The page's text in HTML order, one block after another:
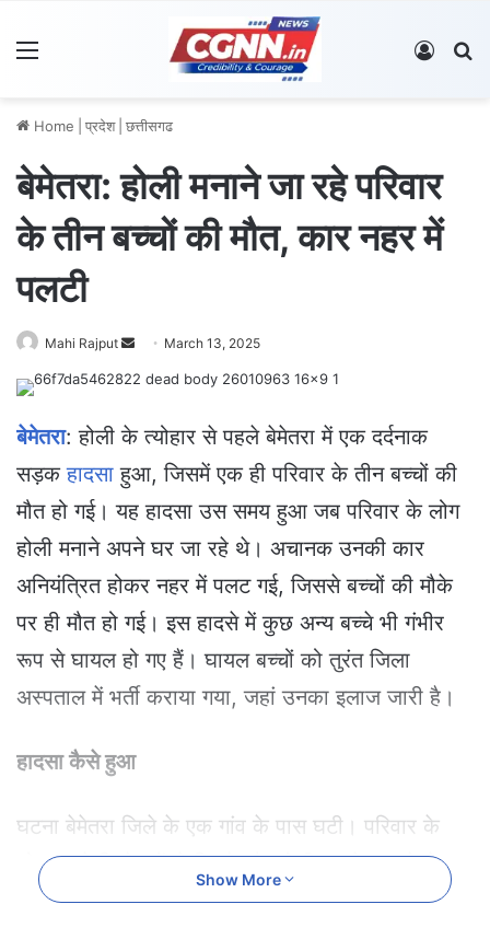
Log In
Home प्रदेश छत्तीसगढ
बेमेतरा: होली मनाने जा रहे परिवार
के तीन बच्चों की मौत, कार नहर में
पलटी
Mahi Rajput
e
n
e
a
i
March 13, 2025
बेमेतरा: होली के त्योहार से पहले बेमेतरा में एक दर्दनाक
सड़कहादसा हुआ, जिसमें एक ही परिवार के तीन बच्चों की
मौत हो गई। यह हादसा उस समय हुआ जब परिवार के लोग
होली मनाने अपने घर जा रहे थे। अचानक उनकी कार
अनियंत्रित होकर नहर में पलट गई, जिससे बच्चों की मौके
पर ही मौत हो गई। इस हादसे में कुछ अन्य बच्चे भी गंभीर
रूप से घायल हो गए हैं। घायल बच्चों को तुरंत जिला
अस्पताल में भर्ती कराया गया, जहां उनका इलाज जारी है।
हादसा कैसे हुआ
घटना बेमेतरा जिले के एक गांव के पास घटी। परिवार के
लोग अपने रिश्तेदारों से मिलने और होली मनाने जा रहे थे,
लेकिन रास्ते में उनकी कार का संतुलन बिगड़ गया। कार
Show More